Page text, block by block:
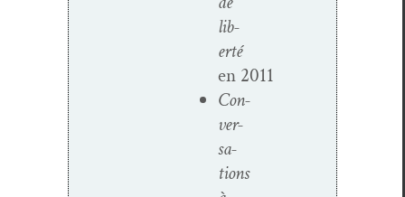
lib­
erté
en 2011
Con­
ver­
sa­
tions